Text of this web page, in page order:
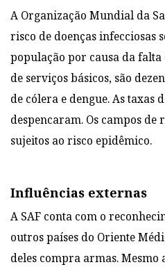
A Organização Mundial da
risco de doenças infecciosas
população por causa da falta
de serviços básicos, são
de cólera e dengue. As taxas
despencaram. Os campos
sujeitos ao risco epidêmico.
Influências externas
A SAF conta com o
outros países do Oriente
deles compra armas. Mesmo